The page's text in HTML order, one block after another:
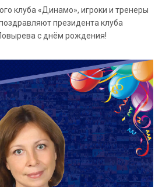
клуба «Динамо», игроки и тренеры
президента клуба
с днём рождения!